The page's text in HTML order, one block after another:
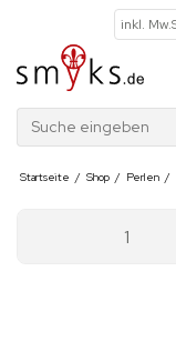
Suche eingeben
Startseite / Shop / Perlen /